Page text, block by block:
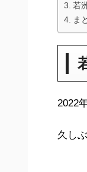
若
ま
2022
久し